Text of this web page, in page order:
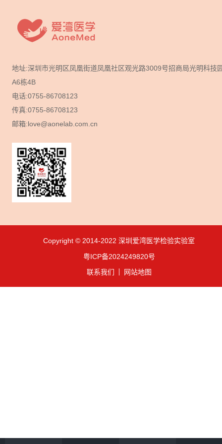
地址:深圳市光明区凤凰街道凤凰社区观光路3009号招商局光明科技
A6栋4B
电话:0755-86708123
传真:0755-86708123
邮箱:love@aonelab.com.cn
Copyright © 2014-2022 深圳爱湾医学检验实验室
粤ICP备2024249820号
联系我们
网站地图